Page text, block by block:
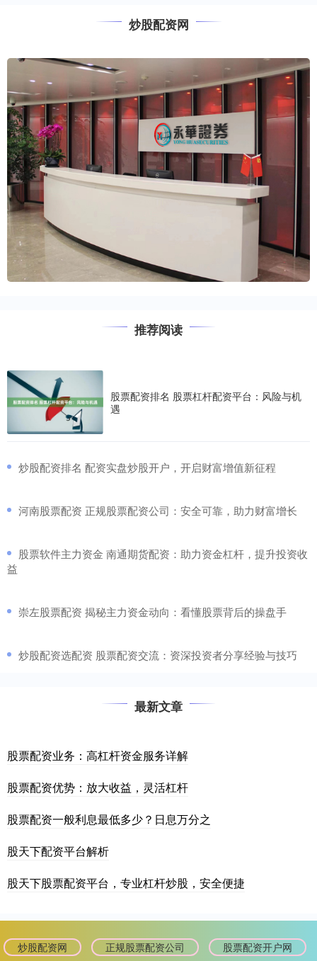
炒股配资网
推荐阅读
股票配资排名 股票杠杆配资平台：风险与机
遇
​炒股配资排名 配资实盘炒股开户，开启财富增值新征程
​河南股票配资 正规股票配资公司：安全可靠，助力财富增长
​股票软件主力资金 南通期货配资：助力资金杠杆，提升投资收
益
​崇左股票配资 揭秘主力资金动向：看懂股票背后的操盘手
​炒股配资选配资 股票配资交流：资深投资者分享经验与技巧
最新文章
股票配资业务：高杠杆资金服务详解
股票配资优势：放大收益，灵活杠杆
股票配资一般利息最低多少？日息万分之
股天下配资平台解析
股天下股票配资平台，专业杠杆炒股，安全便捷
炒股配资网 正规股票配资公司 股票配资开户网